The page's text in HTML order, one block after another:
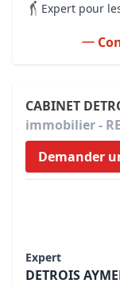
Expert pour
CABINET
immobilier -
Demander
Expert
DETROIS